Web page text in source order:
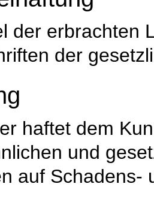
der erbrachten
der
haftet dem
und
auf Schadens-